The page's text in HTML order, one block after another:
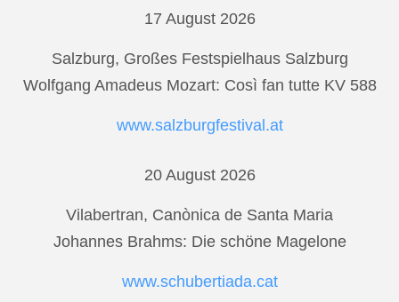
17 August 2026
Salzburg, Großes Festspielhaus Salzburg
Wolfgang Amadeus Mozart: Così fan tutte KV 588
www.salzburgfestival.at
20 August 2026
Vilabertran, Canònica de Santa Maria
Johannes Brahms: Die schöne Magelone
www.schubertiada.cat